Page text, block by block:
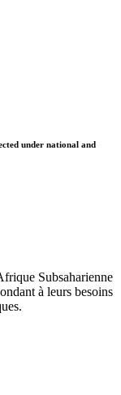
under national and
Subsaharienne
à leurs besoins